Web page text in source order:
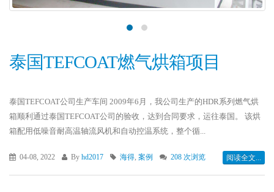
泰国TEFCOAT燃气烘箱项目
泰国TEFCOAT公司生产车间 2009年6月，我公司生产的HDR系列燃气烘
箱顺利通过泰国TEFCOAT公司的验收，达到合同要求，运往泰国。 该烘
箱配用低噪音耐高温轴流风机和自动控温系统，整个循...
04-08, 2022 By hd2017 海得, 案例 208 次浏览 阅读全文...